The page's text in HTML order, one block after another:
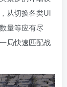
从切换各类UI
量等应有尽
局快速匹配战